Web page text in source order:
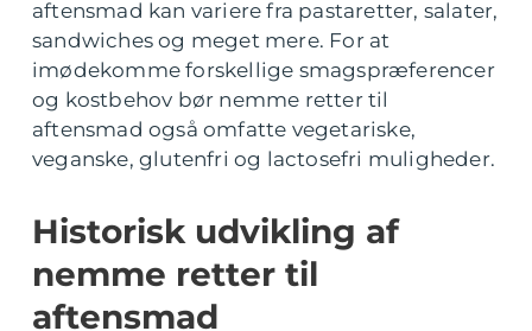
aftensmad kan variere fra pastaretter, salater,
sandwiches og meget mere. For at
imødekomme forskellige smagspræferencer
og kostbehov bør nemme retter til
aftensmad også omfatte vegetariske,
veganske, glutenfri og lactosefri muligheder.
Historisk udvikling af
nemme retter til
aftensmad